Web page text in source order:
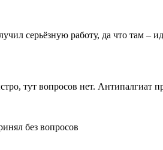
серьёзную работу, да что там –
тут вопросов нет. Антипалгиат
без вопросов